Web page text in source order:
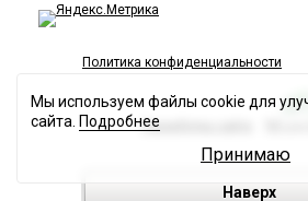
Политика конфиденциальности
Разработка сайта
Наверх
Мы используем файлы cookie для
сайта. Подробнее
Принимаю